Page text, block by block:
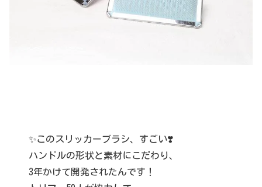
✨このスリッカーブラシ、すごい❣️
ハンドルの形状と素材にこだわり、
3年かけて開発されたんです！